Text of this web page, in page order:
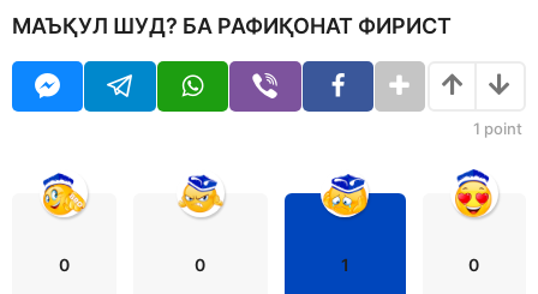
МАЪҚУЛ ШУД? БА РАФИҚОНАТ ФИРИСТ
1 point
0 0 1 0